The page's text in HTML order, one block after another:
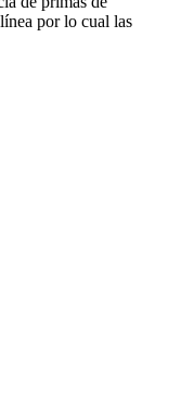
por lo cual las